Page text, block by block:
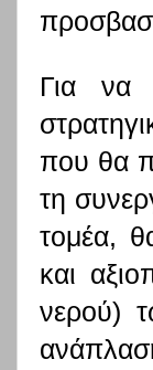
Για να
που θα
τη
τομέα,
και
νερού)